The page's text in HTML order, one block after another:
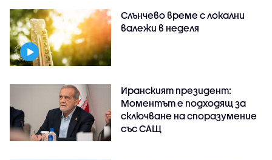
Слънчево време с локални
валежи в неделя
Иранският президент:
Моментът е подходящ за
сключване на споразумение
със САЩ